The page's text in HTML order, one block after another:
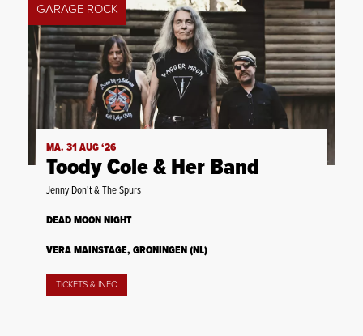
GARAGE ROCK
MA. 31 AUG ‘26
Toody Cole & Her Band
Jenny Don't & The Spurs
DEAD MOON NIGHT
VERA MAINSTAGE, GRONINGEN (NL)
TICKETS & INFO